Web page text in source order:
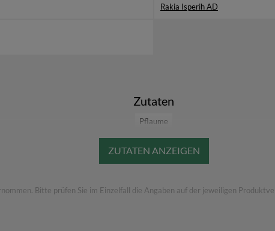
"Plum Mule"
einen Becher mit Eis geben, mit Ginger Beer auffüllen und mit
Weitere Informationen
findest Du unterRakia Isperih AD
Rakia Isperih AD
Zutaten
Pflaume
Bitte prüfen Sie im Einzelfall die Angaben auf der jeweiligen